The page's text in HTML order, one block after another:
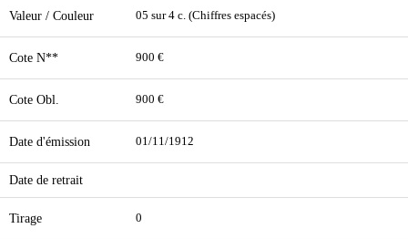
Valeur / Couleur 05 sur 4 c. (Chiffres espacés)
Cote N** 900 €
Cote Obl. 900 €
Date d'émission 01/11/1912
Date de retrait
Tirage 0